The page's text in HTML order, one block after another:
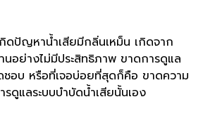
ดปัญหาน้ำเสียมีกลิ่นเหม็น เกิดจาก
นอย่างไม่มีประสิทธิภาพ ขาดการดูแล
ชอบ หรือที่เจอบ่อยที่สุดก็คือ ขาดความ
รดูแลระบบบำบัดน้ำเสียนั้นเอง